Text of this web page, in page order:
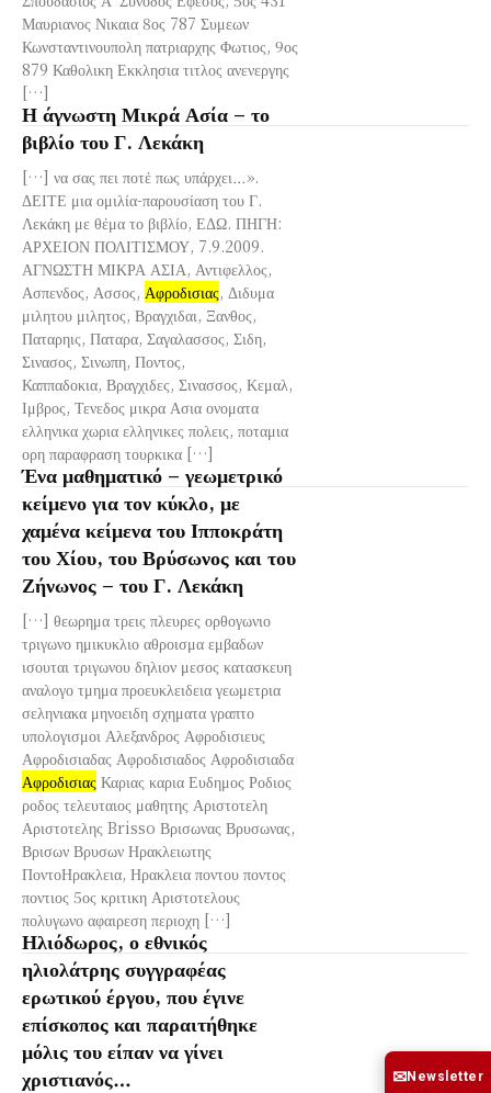
Μαυριανος Νικαια 8ος 787 Συμεων
Κωνσταντινουπολη πατριαρχης Φωτιος, 9ος
879 Καθολικη Εκκλησια τιτλος ανενεργης
[…]
Η άγνωστη Μικρά Ασία – το
βιβλίο του Γ. Λεκάκη
[…] να σας πει ποτέ πως υπάρχει…».
ΔΕΙΤΕ μια ομιλία-παρουσίαση του Γ.
Λεκάκη με θέμα το βιβλίο, ΕΔΩ. ΠΗΓΗ:
ΑΡΧΕΙΟΝ ΠΟΛΙΤΙΣΜΟΥ, 7.9.2009.
ΑΓΝΩΣΤΗ ΜΙΚΡΑ ΑΣΙΑ, Αντιφελλος,
Ασπενδος, Ασσος, Αφροδισιας, Διδυμα
μιλητου μιλητος, Βραγχιδαι, Ξανθος,
Παταρηις, Παταρα, Σαγαλασσος, Σιδη,
Σινασος, Σινωπη, Ποντος,
Καππαδοκια, Βραγχιδες, Σινασσος, Κεμαλ,
Ιμβρος, Τενεδος μικρα Ασια ονοματα
ελληνικα χωρια ελληνικες πολεις, ποταμια
ορη παραφραση τουρκικα […]
Ένα μαθηματικό – γεωμετρικό
κείμενο για τον κύκλο, με
χαμένα κείμενα του Ιπποκράτη
του Χίου, του Βρύσωνος και του
Ζήνωνος – του Γ. Λεκάκη
[…] θεωρημα τρεις πλευρες ορθογωνιο
τριγωνο ημικυκλιο αθροισμα εμβαδων
ισουται τριγωνου δηλιον μεσος κατασκευη
αναλογο τμημα προευκλειδεια γεωμετρια
σεληνιακα μηνοειδη σχηματα γραπτο
υπολογισμοι Αλεξανδρος Αφροδισιευς
Αφροδισιαδας Αφροδισιαδος Αφροδισιαδα
Αφροδισιας Καριας καρια Ευδημος Ροδιος
ροδος τελευταιος μαθητης Αριστοτελη
Αριστοτελης Brisso Βρισωνας Βρυσωνας,
Βρισων Βρυσων Ηρακλειωτης
ΠοντοΗρακλεια, Ηρακλεια ποντου ποντος
ποντιος 5ος κριτικη Αριστοτελους
πολυγωνο αφαιρεση περιοχη […]
Ηλιόδωρος, ο εθνικός
ηλιολάτρης συγγραφέας
ερωτικού έργου, που έγινε
επίσκοπος και παραιτήθηκε
μόλις του είπαν να γίνει
χριστιανός…
✉Newsletter